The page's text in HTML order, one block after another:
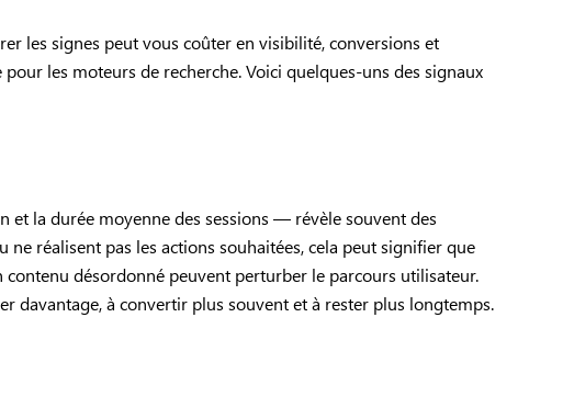
les signes peut vous coûter en visibilité, conversions et
les moteurs de recherche. Voici quelques-uns des signaux
et la durée moyenne des sessions — révèle souvent des
réalisent pas les actions souhaitées, cela peut signifier que
contenu désordonné peuvent perturber le parcours utilisateur.
davantage, à convertir plus souvent et à rester plus longtemps.